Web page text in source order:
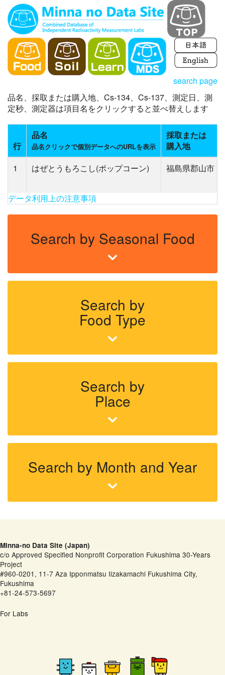
search page
品名、採取または購入地、Cs-134、Cs-137、測定日、測
定秒、測定器は項目名をクリックすると並べ替えします
行
品名
品名クリックで個別データへのURLを表示
採取または
購入地
1
はぜとうもろこし(ポップコーン) 福島県郡山市
データ利用上の注意事項
Search by Seasonal Food
Search by
Food Type
Search by
Place
Search by Month and Year
Minna-no Data Site (Japan)
c/o Approved Specified Nonprofit Corporation Fukushima 30-Years
Project
#960-0201, 11-7 Aza Ipponmatsu Iizakamachi Fukushima City,
Fukushima
+81-24-573-5697
For Labs